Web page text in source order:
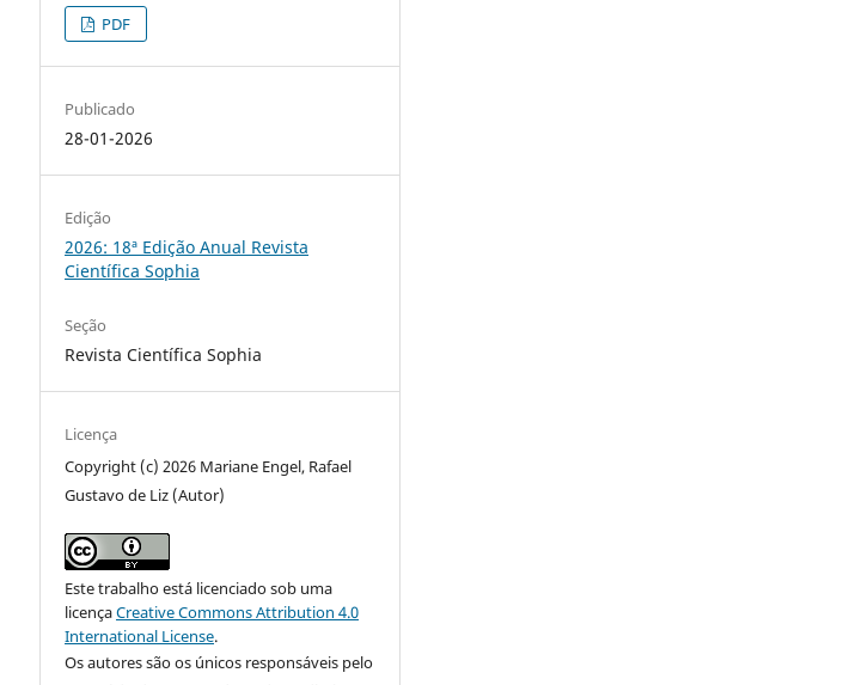
PDF
Publicado
28-01-2026
Edição
2026: 18ª Edição Anual Revista
Científica Sophia
Seção
Revista Científica Sophia
Licença
Copyright (c) 2026 Mariane Engel, Rafael
Gustavo de Liz (Autor)
Este trabalho está licenciado sob uma
licençaCreative Commons Attribution 4.0
International License.
Os autores são os únicos responsáveis pelo